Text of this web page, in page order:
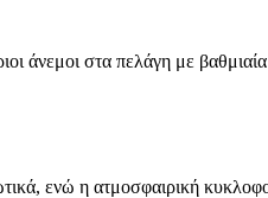
άνεμοι στα πελάγη με
ενώ η ατμοσφαιρική